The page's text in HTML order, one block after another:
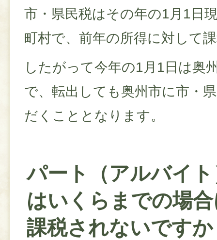
市・県民税はその年の1月1日
町村で、前年の所得に対して
したがって今年の1月1日は奥
で、転出しても奥州市に市・
だくこととなります。
パート（アルバイ
はいくらまでの場
課税されないです